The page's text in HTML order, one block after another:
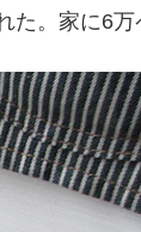
。家に6万